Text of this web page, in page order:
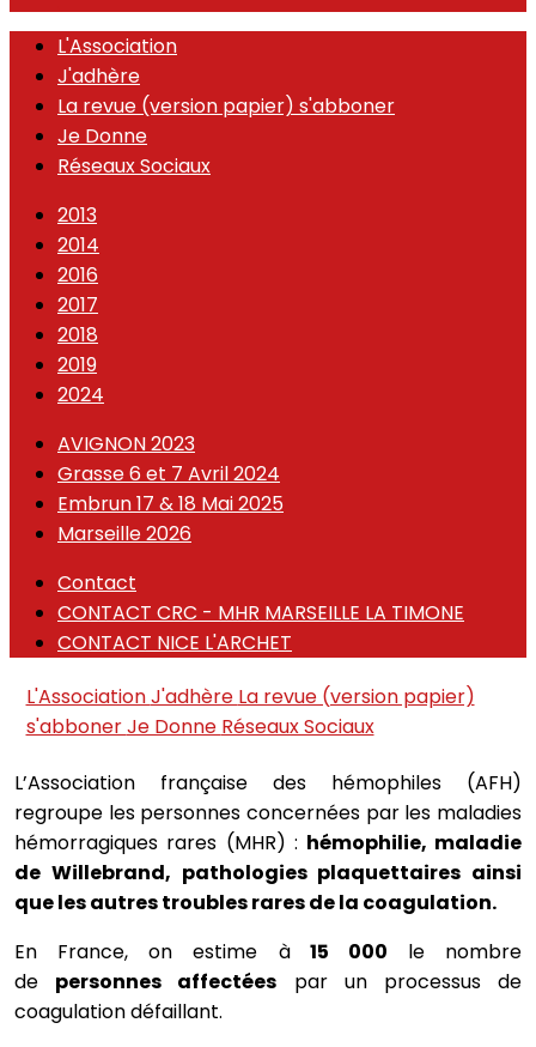
L'Association
J'adhère
La revue (version papier) s'abboner
Je Donne
Réseaux Sociaux
2013
2014
2016
2017
2018
2019
2024
AVIGNON 2023
Grasse 6 et 7 Avril 2024
Embrun 17 & 18 Mai 2025
Marseille 2026
Contact
CONTACT CRC - MHR MARSEILLE LA TIMONE
CONTACT NICE L'ARCHET
L'AssociationJ'adhère La revue (version papier)
s'abbonerJe Donne Réseaux Sociaux
L’Association française des hémophiles (AFH)
regroupe les personnes concernées par les maladies
hémorragiques rares (MHR) : hémophilie, maladie
de Willebrand, pathologies plaquettaires ainsi
que les autres troubles rares de la coagulation.
En France, on estime à15 000 le nombre
de personnes affectées par un processus de
coagulation défaillant.